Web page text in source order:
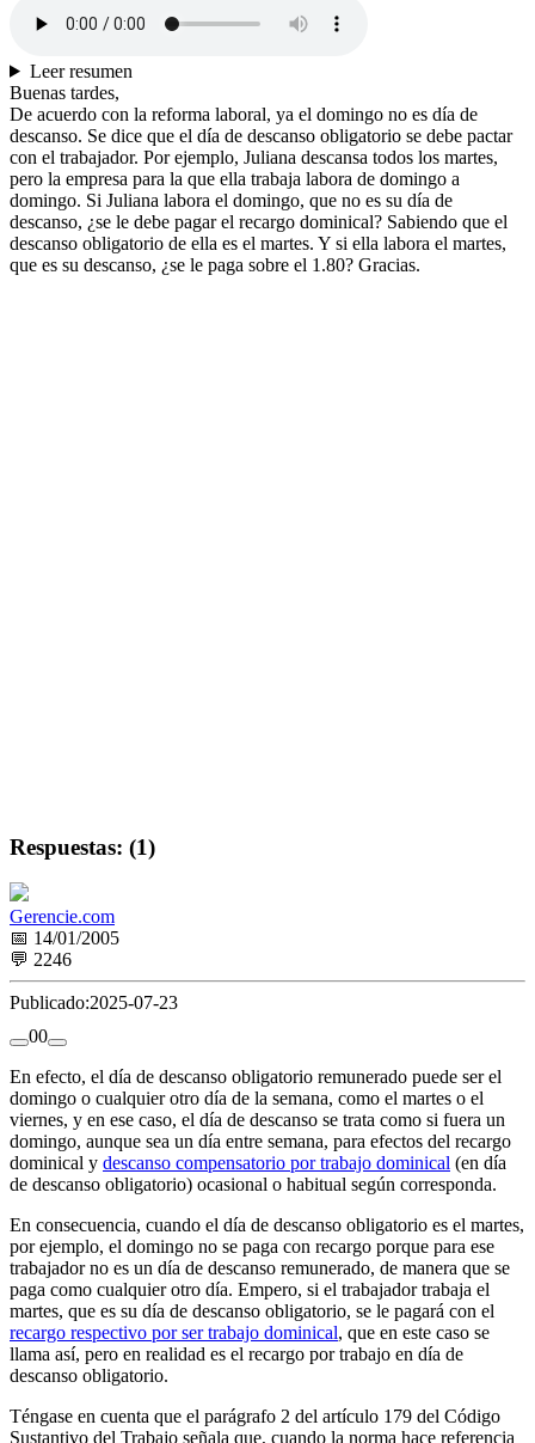
Leer resumen
Buenas tardes,
De acuerdo con la reforma laboral, ya el domingo no es día de
descanso. Se dice que el día de descanso obligatorio se debe pactar
con el trabajador. Por ejemplo, Juliana descansa todos los martes,
pero la empresa para la que ella trabaja labora de domingo a
domingo. Si Juliana labora el domingo, que no es su día de
descanso, ¿se le debe pagar el recargo dominical? Sabiendo que el
descanso obligatorio de ella es el martes. Y si ella labora el martes,
que es su descanso, ¿se le paga sobre el 1.80? Gracias.
Respuestas: (1)
Gerencie.com
📅 14/01/2005
💬 2246
Publicado:2025-07-23
00
En efecto, el día de descanso obligatorio remunerado puede ser el
domingo o cualquier otro día de la semana, como el martes o el
viernes, y en ese caso, el día de descanso se trata como si fuera un
domingo, aunque sea un día entre semana, para efectos del recargo
dominical y descanso compensatorio por trabajo dominical (en día
de descanso obligatorio) ocasional o habitual según corresponda.
En consecuencia, cuando el día de descanso obligatorio es el martes,
por ejemplo, el domingo no se paga con recargo porque para ese
trabajador no es un día de descanso remunerado, de manera que se
paga como cualquier otro día. Empero, si el trabajador trabaja el
martes, que es su día de descanso obligatorio, se le pagará con el
recargo respectivo por ser trabajo dominical, que en este caso se
llama así, pero en realidad es el recargo por trabajo en día de
descanso obligatorio.
Téngase en cuenta que el parágrafo 2 del artículo 179 del Código
Sustantivo del Trabajo señala que, cuando la norma hace referencia